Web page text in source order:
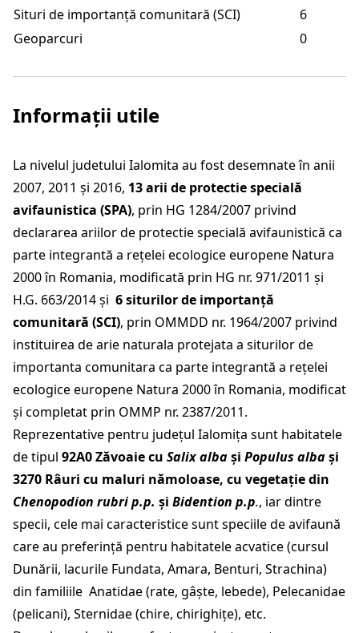
Situri de importanță comunitară (SCI)
6
Geoparcuri
0
Informații utile
La nivelul judetului Ialomita au fost desemnate în anii
2007, 2011 și 2016, 13 arii de protectie specială
avifaunistica (SPA), prin HG 1284/2007 privind
declararea ariilor de protectie specială avifaunistică ca
parte integrantă a rețelei ecologice europene Natura
2000 în Romania, modificată prin HG nr. 971/2011 și
H.G. 663/2014și 6 siturilor de importanță
comunitară (SCI), prin OMMDD nr. 1964/2007 privind
instituirea de arie naturala protejata a siturilor de
importanta comunitara ca parte integrantă a rețelei
ecologice europene Natura 2000 în Romania, modificat
și completat prin OMMP nr. 2387/2011.
Reprezentative pentru județul Ialomița sunt habitatele
de tipul 92A0 Zăvoaie cu Salix albaşi Populus albași
3270 Râuri cu maluri nămoloase, cu vegetație din
Chenopodion rubri p.p. și Bidention p.p., iar dintre
specii, cele mai caracteristice sunt speciile de avifaună
care au preferință pentru habitatele acvatice (cursul
Dunării, lacurile Fundata, Amara, Benturi, Strachina)
din familiile Anatidae (rate, gâște, lebede), Pelecanidae
(pelicani), Sternidae (chire, chirighiţe), etc.